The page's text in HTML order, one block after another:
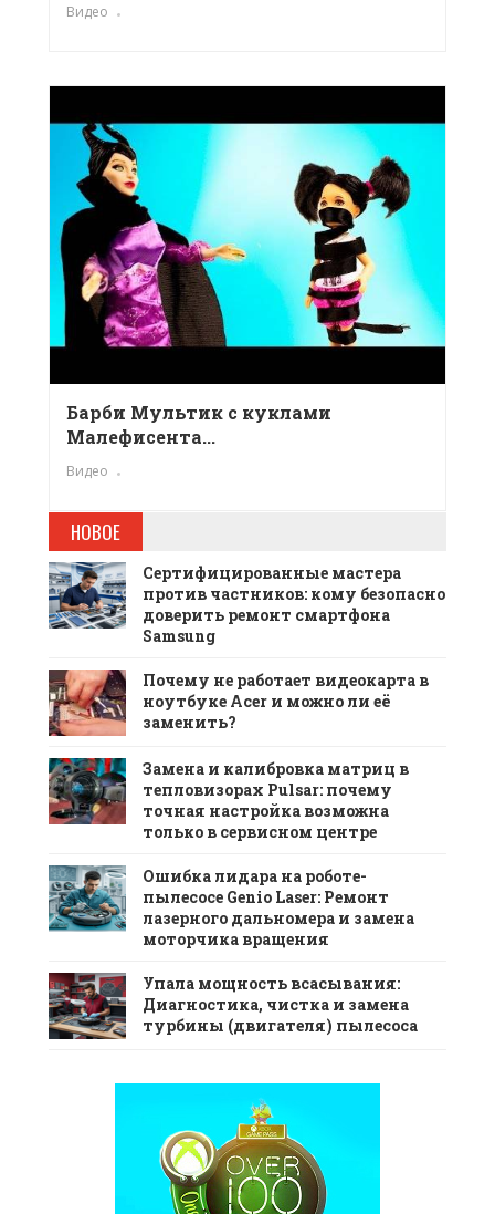
Видео
Барби Мультик с куклами
Малефисента...
Видео
НОВОЕ
Сертифицированные мастера
против частников: кому безопасно
доверить ремонт смартфона
Samsung
Почему не работает видеокарта в
ноутбуке Acer и можно ли её
заменить?
Замена и калибровка матриц в
тепловизорах Pulsar: почему
точная настройка возможна
только в сервисном центре
Ошибка лидара на роботе-
пылесосе Genio Laser: Ремонт
лазерного дальномера и замена
моторчика вращения
Упала мощность всасывания:
Диагностика, чистка и замена
турбины (двигателя) пылесоса